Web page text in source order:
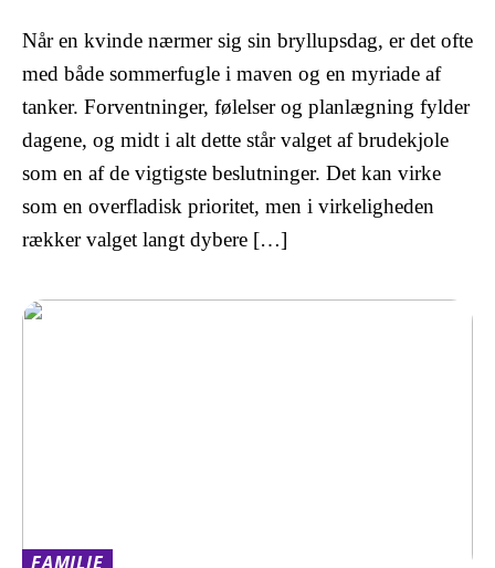
Når en kvinde nærmer sig sin bryllupsdag, er det ofte
med både sommerfugle i maven og en myriade af
tanker. Forventninger, følelser og planlægning fylder
dagene, og midt i alt dette står valget af brudekjole
som en af de vigtigste beslutninger. Det kan virke
som en overfladisk prioritet, men i virkeligheden
rækker valget langt dybere […]
FAMILIE